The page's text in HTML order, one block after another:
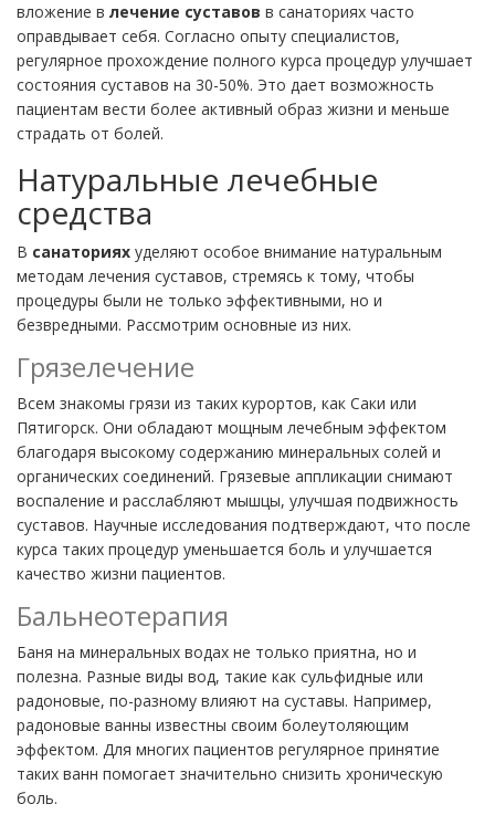
вложение в лечение суставов в санаториях часто
оправдывает себя. Согласно опыту специалистов,
регулярное прохождение полного курса процедур улучшает
состояния суставов на 30-50%. Это дает возможность
пациентам вести более активный образ жизни и меньше
страдать от болей.
Натуральные лечебные
средства
В санаториях уделяют особое внимание натуральным
методам лечения суставов, стремясь к тому, чтобы
процедуры были не только эффективными, но и
безвредными. Рассмотрим основные из них.
Грязелечение
Всем знакомы грязи из таких курортов, как Саки или
Пятигорск. Они обладают мощным лечебным эффектом
благодаря высокому содержанию минеральных солей и
органических соединений. Грязевые аппликации снимают
воспаление и расслабляют мышцы, улучшая подвижность
суставов. Научные исследования подтверждают, что после
курса таких процедур уменьшается боль и улучшается
качество жизни пациентов.
Бальнеотерапия
Баня на минеральных водах не только приятна, но и
полезна. Разные виды вод, такие как сульфидные или
радоновые, по-разному влияют на суставы. Например,
радоновые ванны известны своим болеутоляющим
эффектом. Для многих пациентов регулярное принятие
таких ванн помогает значительно снизить хроническую
боль.